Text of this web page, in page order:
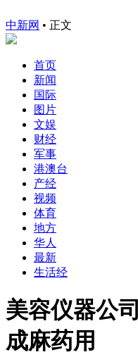
中新网 • 正文
首页
新闻
国际
图片
文娱
财经
军事
港澳台
产经
视频
体育
地方
华人
最新
生活经
美容仪器公
成麻药用